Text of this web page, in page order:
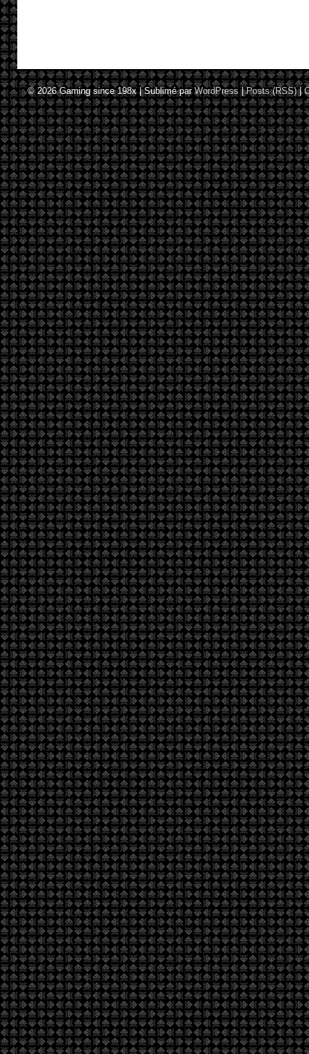
© 2026Gaming since 198x|Sublimé parWordPress |Posts (RSS)|